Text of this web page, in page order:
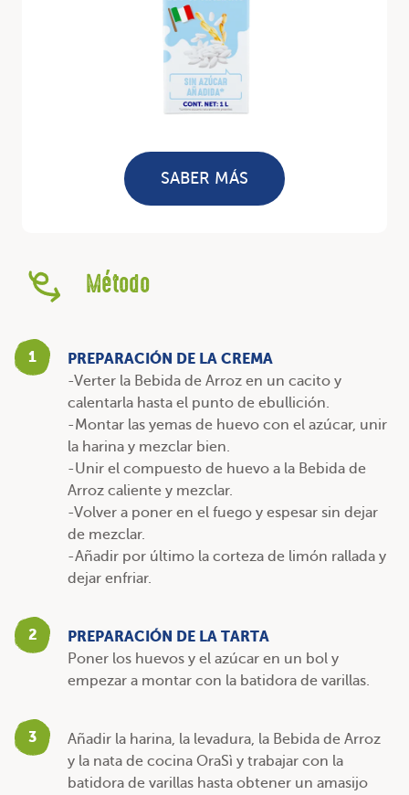
SABER MÁS
Método
1 PREPARACIÓN DE LA CREMA
-Verter la Bebida de Arroz en un cacito y
calentarla hasta el punto de ebullición.
-Montar las yemas de huevo con el azúcar, unir
la harina y mezclar bien.
-Unir el compuesto de huevo a la Bebida de
Arroz caliente y mezclar.
-Volver a poner en el fuego y espesar sin dejar
de mezclar.
-Añadir por último la corteza de limón rallada y
dejar enfriar.
2 PREPARACIÓN DE LA TARTA
Poner los huevos y el azúcar en un bol y
empezar a montar con la batidora de varillas.
3
Añadir la harina, la levadura, la Bebida de Arroz
y la nata de cocina OraSì y trabajar con la
batidora de varillas hasta obtener un amasijo